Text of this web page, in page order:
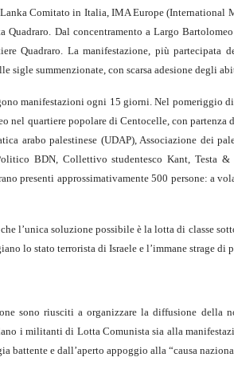
Comitato in Italia, IMA Europe
Quadraro. Dal concentramento a Largo
Quadraro. La manifestazione, più partecipata
sigle summenzionate, con scarsa adesione degli
manifestazioni ogni 15 giorni. Nel pomeriggio
nel quartiere popolare di Centocelle, con
arabo palestinese (UDAP), Associazione dei
BDN, Collettivo studentesco Kant, Testa
presenti approssimativamente 500 persone: a
l’unica soluzione possibile è la lotta di classe
lo stato terrorista di Israele e l’immane strage
sono riusciti a organizzare la diffusione della
i militanti di Lotta Comunista sia alla
battente e dall’aperto appoggio alla “causa